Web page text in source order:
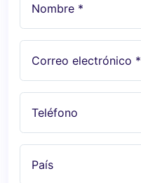
Nombre *
Correo electrónico *
Teléfono
País